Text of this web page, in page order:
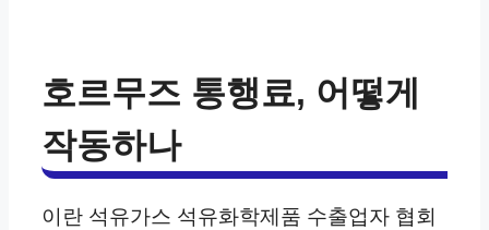
호르무즈 통행료, 어떻게
작동하나
이란 석유가스 석유화학제품 수출업자 협회